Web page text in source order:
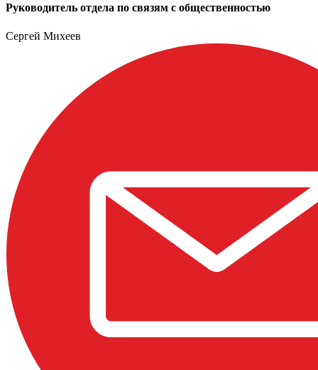
Руководитель отдела по связям с общественностью
Сергей Михеев